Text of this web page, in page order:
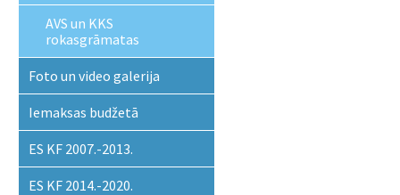
AVS un KKS
rokasgrāmatas
Foto un video galerija
Iemaksas budžetā
ES KF 2007.-2013.
ES KF 2014.-2020.